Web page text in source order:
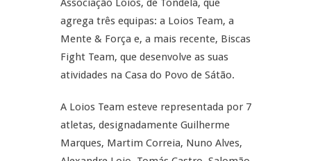
Associação Loios, de Tondela, que
agrega três equipas: a Loios Team, a
Mente & Força e, a mais recente, Biscas
Fight Team, que desenvolve as suas
atividades na Casa do Povo de Sátão.
A Loios Team esteve representada por 7
atletas, designadamente Guilherme
Marques, Martim Correia, Nuno Alves,